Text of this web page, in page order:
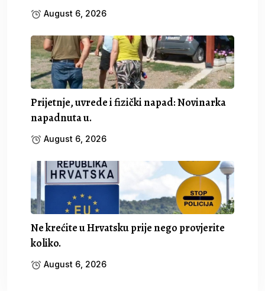
August 6, 2026
Prijetnje, uvrede i fizički napad: Novinarka
napadnuta u.
August 6, 2026
Ne krećite u Hrvatsku prije nego provjerite
koliko.
August 6, 2026